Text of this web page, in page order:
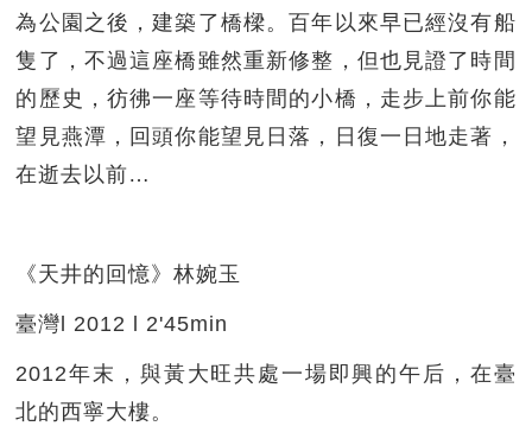
為公園之後，建築了橋樑。百年以來早已經沒有船
隻了，不過這座橋雖然重新修整，但也見證了時間
的歷史，彷彿一座等待時間的小橋，走步上前你能
望見燕潭，回頭你能望見日落，日復一日地走著，
在逝去以前…
《天井的回憶》林婉玉
臺灣l 2012 l 2'45min
2012年末，與黃大旺共處一場即興的午后，在臺
北的西寧大樓。